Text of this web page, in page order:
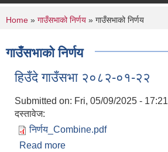
You are here
Home » गाउँसभाको निर्णय » गाउँसभाको निर्णय
गाउँसभाको निर्णय
हिउँदे गाउँसभा २०८२-०१-२२
Submitted on: Fri, 05/09/2025 - 17:21
दस्तावेज:
निर्णय_Combine.pdf
Read more